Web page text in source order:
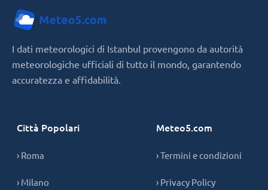
I dati meteorologici di Istanbul provengono da autorità
meteorologiche ufficiali di tutto il mondo, garantendo
accuratezza e affidabilità.
Città Popolari
› Roma
› Milano
Meteo5.com
› Termini e condizioni
› Privacy Policy